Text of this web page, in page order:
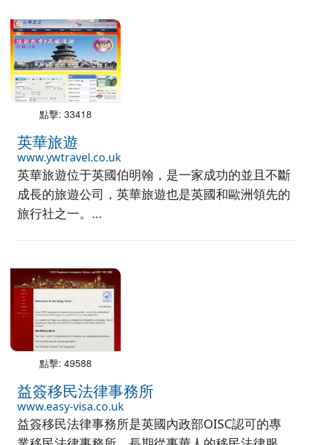
點擊: 33418
英華旅遊
www.ywtravel.co.uk
英華旅遊位于英國伯明翰，是一家成功的並且不斷
成長的旅遊公司，英華旅遊也是英國和歐洲領先的
旅行社之一。...
點擊: 49588
益簽移民法律事務所
www.easy-visa.co.uk
益簽移民法律事務所是英國內政部OISC認可的專